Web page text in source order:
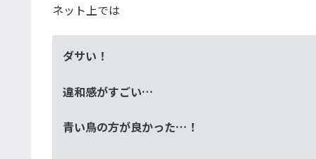
ネット上では
ダサい！
違和感がすごい…
青い鳥の方が良かった…！